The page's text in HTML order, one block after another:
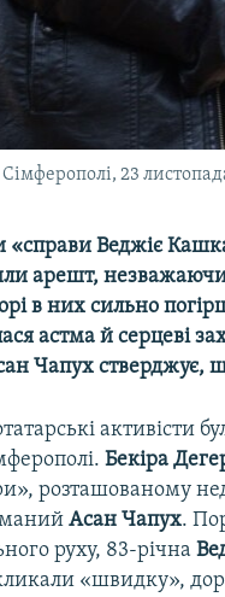
23
«справи Веджіє
арешт, незважаючи
в них сильно
астма й серцеві
Чапух стверджує,
активісти
Бекіра
розташованому
Асан Чапух.
руху, 83-річна
«швидку»,